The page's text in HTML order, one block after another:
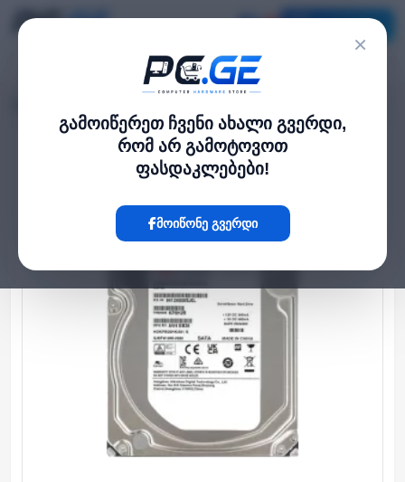
×
გამოიწერეთ ჩვენი ახალი გვერდი,
რომ არ გამოტოვოთ
ფასდაკლებები!
მოიწონე გვერდი